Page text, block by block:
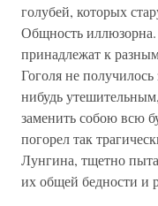
голубей, которых
Общность
принадлежат к
Гоголя не
нибудь
заменить собою всю
погорел так
Лунгина, тщетно
их общей бедности и